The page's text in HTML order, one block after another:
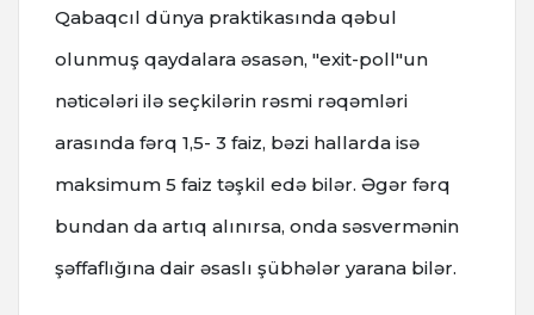
Qabaqcıl dünya praktikasında qəbul
olunmuş qaydalara əsasən, "exit-poll"un
nəticələri ilə seçkilərin rəsmi rəqəmləri
arasında fərq 1,5- 3 faiz, bəzi hallarda isə
maksimum 5 faiz təşkil edə bilər. Əgər fərq
bundan da artıq alınırsa, onda səsvermənin
şəffaflığına dair əsaslı şübhələr yarana bilər.